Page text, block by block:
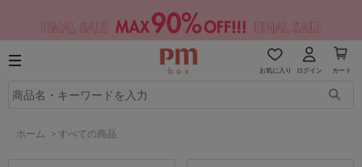
お気に入り ログイン カート
ホーム > すべての商品